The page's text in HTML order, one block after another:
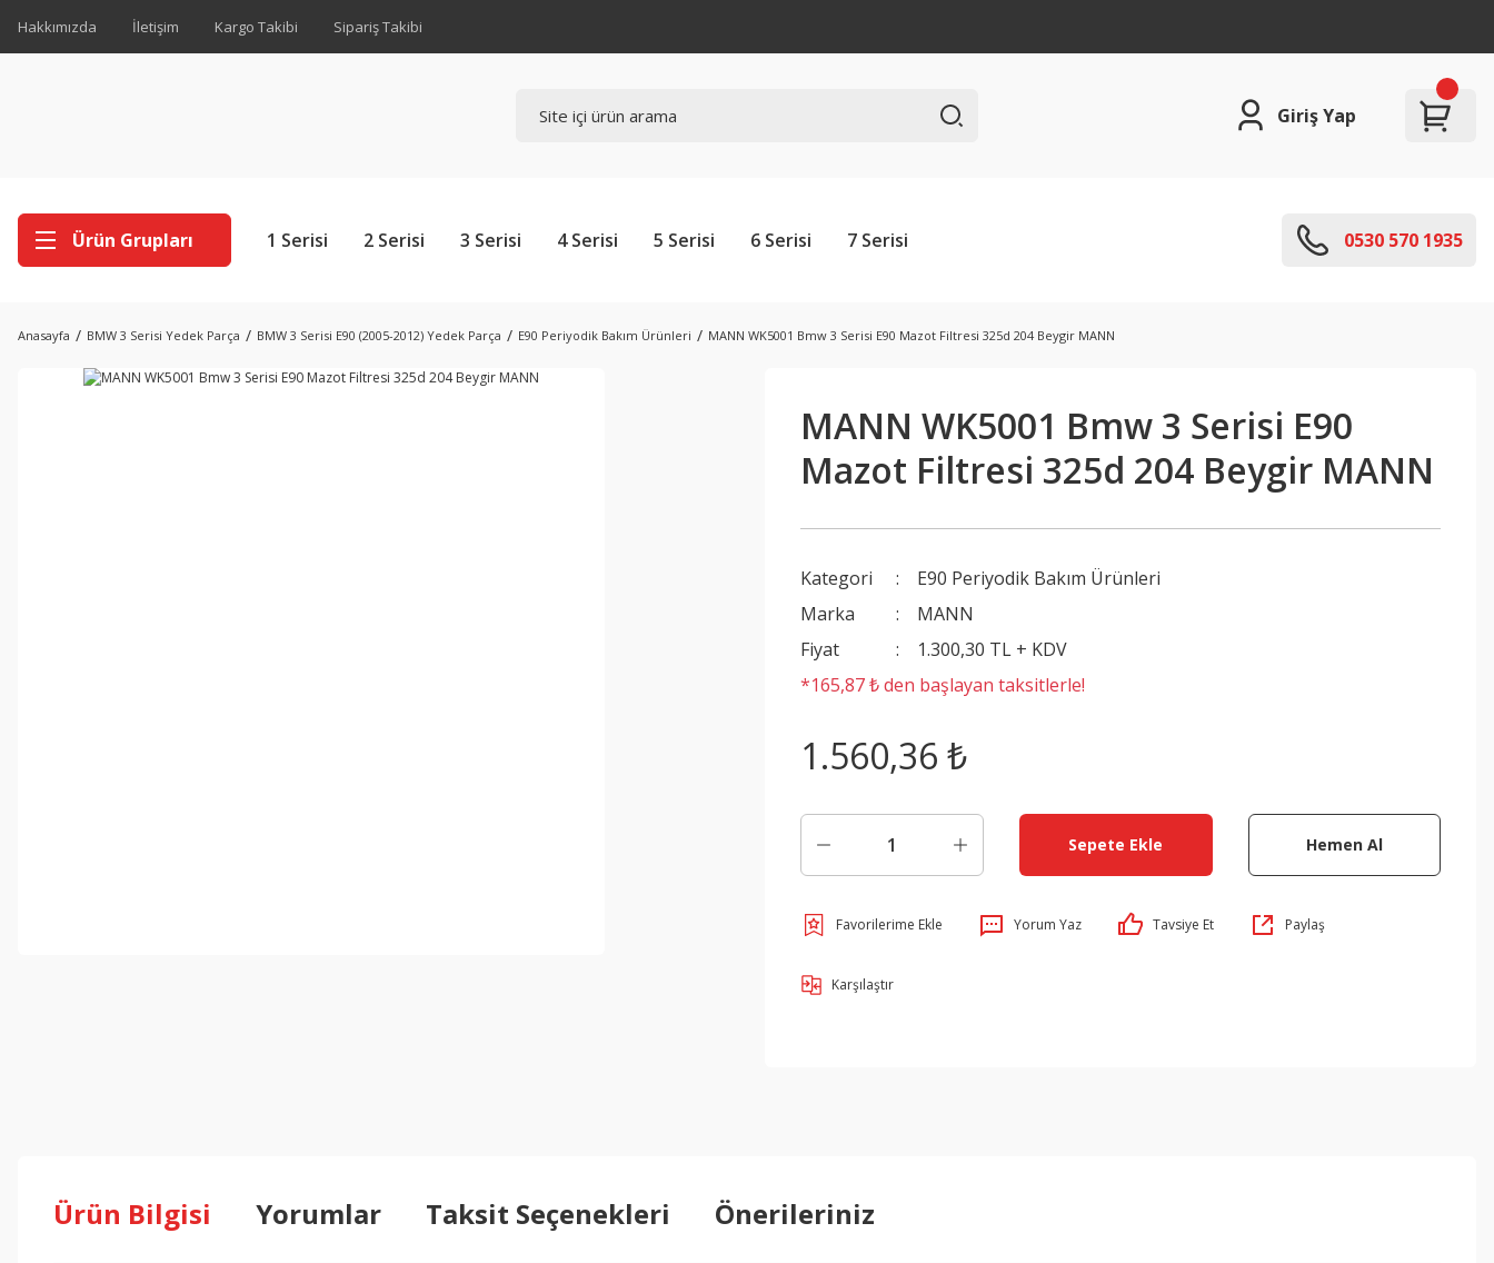
Hakkımızda İletişim Kargo Takibi Sipariş Takibi
Giriş Yap
Ürün Grupları 1 Serisi 2 Serisi 3 Serisi 4 Serisi 5 Serisi 6 Serisi 7 Serisi 0530 570 1935
Anasayfa BMW 3 Serisi Yedek Parça BMW 3 Serisi E90 (2005-2012) Yedek Parça E90 Periyodik Bakım Ürünleri MANN WK5001 Bmw 3 Serisi E90 Mazot Filtresi 325d 204 Beygir MANN
MANN WK5001 Bmw 3 Serisi E90
Mazot Filtresi 325d 204 Beygir MANN
Kategori
E90 Periyodik Bakım Ürünleri
Marka
MANN
Fiyat
1.300,30 TL + KDV
*165,87 ₺ den başlayan taksitlerle!
1.560,36 ₺
Sepete Ekle Hemen Al
Yorum Yaz Tavsiye Et Paylaş
Karşılaştır
Ürün Bilgisi Yorumlar Taksit Seçenekleri Önerileriniz